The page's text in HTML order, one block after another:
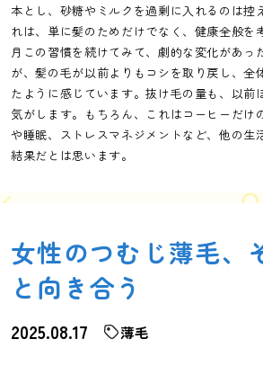
本とし、砂糖やミルクを過剰に入れるのは控
れは、単に髪のためだけでなく、健康全般を
月この習慣を続けてみて、劇的な変化があっ
が、髪の毛が以前よりもコシを取り戻し、全
たように感じています。抜け毛の量も、以前
気がします。もちろん、これはコーヒーだけ
や睡眠、ストレスマネジメントなど、他の生
結果だとは思います。
女性のつむじ薄毛、
と向き合う
2025.08.17 薄毛